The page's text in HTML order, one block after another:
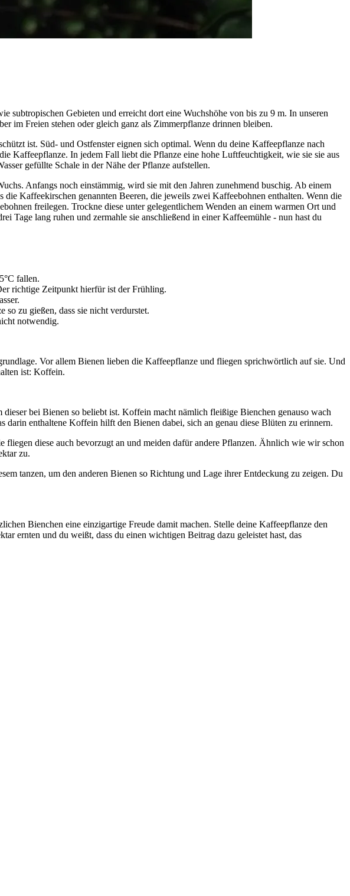
Gebieten und erreicht dort eine Wuchshöhe von bis zu 9 m. In unseren
im Freien stehen oder gleich ganz als Zimmerpflanze drinnen bleiben.
ist. Süd- und Ostfenster eignen sich optimal. Wenn du deine Kaffeepflanze nach
Kaffeepflanze. In jedem Fall liebt die Pflanze eine hohe Luftfeuchtigkeit, wie sie sie aus
gefüllte Schale in der Nähe der Pflanze aufstellen.
Anfangs noch einstämmig, wird sie mit den Jahren zunehmend buschig. Ab einem
Kaffeekirschen genannten Beeren, die jeweils zwei Kaffeebohnen enthalten. Wenn die
freilegen. Trockne diese unter gelegentlichem Wenden an einem warmen Ort und
Tage lang ruhen und zermahle sie anschließend in einer Kaffeemühle - nun hast du
fallen.
richtige Zeitpunkt hierfür ist der Frühling.
zu gießen, dass sie nicht verdurstet.
notwendig.
Vor allem Bienen lieben die Kaffeepflanze und fliegen sprichwörtlich auf sie. Und
ist: Koffein.
bei Bienen so beliebt ist. Koffein macht nämlich fleißige Bienchen genauso wach
enthaltene Koffein hilft den Bienen dabei, sich an genau diese Blüten zu erinnern.
diese auch bevorzugt an und meiden dafür andere Pflanzen. Ähnlich wie wir schon
zu.
tanzen, um den anderen Bienen so Richtung und Lage ihrer Entdeckung zu zeigen. Du
Bienchen eine einzigartige Freude damit machen. Stelle deine Kaffeepflanze den
ernten und du weißt, dass du einen wichtigen Beitrag dazu geleistet hast, das